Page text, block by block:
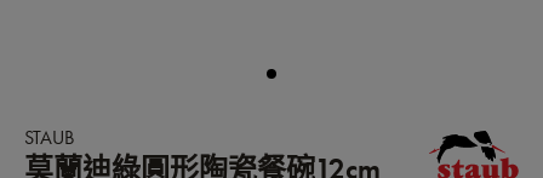
STAUB
莫蘭迪綠圓形陶瓷餐碗12cm